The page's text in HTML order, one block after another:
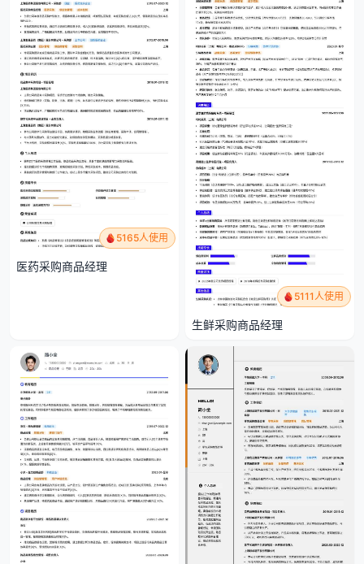
5165人使用
医药采购商品经理
5111人使用
生鲜采购商品经理